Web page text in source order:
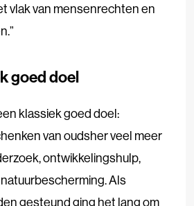
vlak van mensenrechten en
goed doel
klassiek goed doel:
van oudsher veel meer
ontwikkelingshulp,
Als
gesteund ging het lang om